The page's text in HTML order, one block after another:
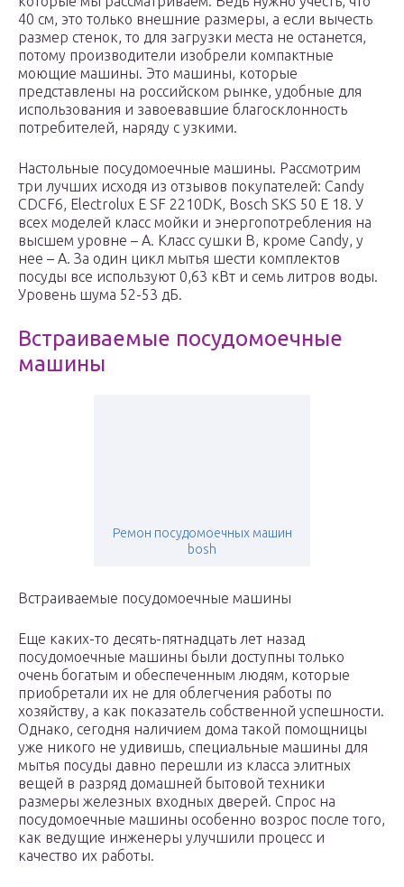
40 см, это только внешние размеры, а если вычесть
размер стенок, то для загрузки места не останется,
потому производители изобрели компактные
моющие машины. Это машины, которые
представлены на российском рынке, удобные для
использования и завоевавшие благосклонность
потребителей, наряду с узкими.
Настольные посудомоечные машины. Рассмотрим
три лучших исходя из отзывов покупателей: Candy
CDCF6, Electrolux E SF 2210DK, Bosch SKS 50 E 18. У
всех моделей класс мойки и энергопотребления на
высшем уровне – А. Класс сушки В, кроме Candy, у
нее – А. За один цикл мытья шести комплектов
посуды все используют 0,63 кВт и семь литров воды.
Уровень шума 52-53 дБ.
Встраиваемые посудомоечные
машины
Ремон посудомоечных машин
bosh
Встраиваемые посудомоечные машины
Еще каких-то десять-пятнадцать лет назад
посудомоечные машины были доступны только
очень богатым и обеспеченным людям, которые
приобретали их не для облегчения работы по
хозяйству, а как показатель собственной успешности.
Однако, сегодня наличием дома такой помощницы
уже никого не удивишь, специальные машины для
мытья посуды давно перешли из класса элитных
вещей в разряд домашней бытовой техники
размеры железных входных дверей. Спрос на
посудомоечные машины особенно возрос после того,
как ведущие инженеры улучшили процесс и
качество их работы.